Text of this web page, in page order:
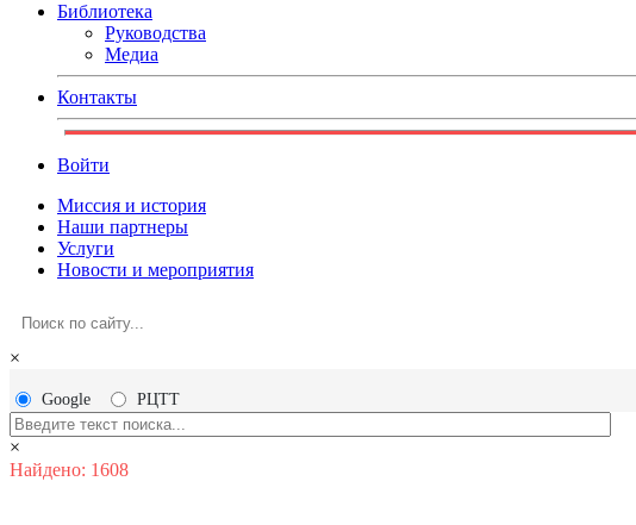
Библиотека
Руководства
Медиа
Контакты
Войти
Миссия и история
Наши партнеры
Услуги
Новости и мероприятия
×
Google РЦТТ
×
Найдено: 1608